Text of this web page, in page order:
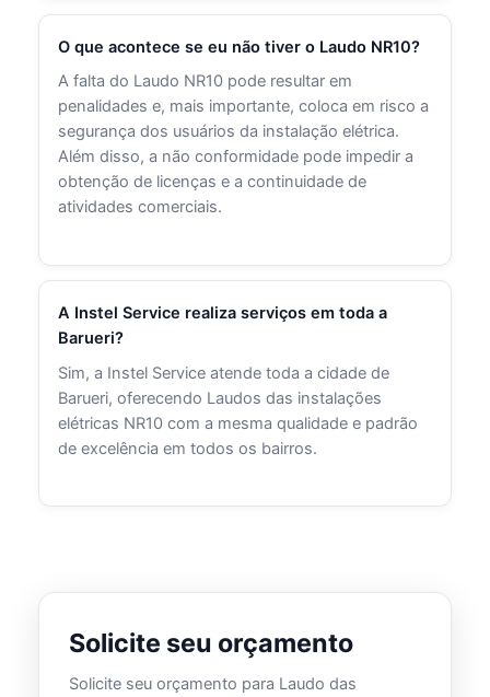
O que acontece se eu não tiver o Laudo NR10?
A falta do Laudo NR10 pode resultar em
penalidades e, mais importante, coloca em risco a
segurança dos usuários da instalação elétrica.
Além disso, a não conformidade pode impedir a
obtenção de licenças e a continuidade de
atividades comerciais.
A Instel Service realiza serviços em toda a
Barueri?
Sim, a Instel Service atende toda a cidade de
Barueri, oferecendo Laudos das instalações
elétricas NR10 com a mesma qualidade e padrão
de excelência em todos os bairros.
Solicite seu orçamento
Solicite seu orçamento para Laudo das